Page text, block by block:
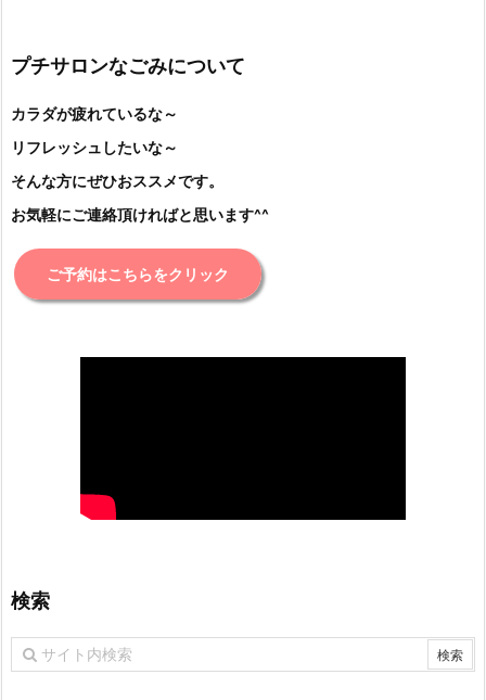
プチサロンなごみについて
カラダが疲れているな～
リフレッシュしたいな～
そんな方にぜひおススメです。
お気軽にご連絡頂ければと思います^^
ご予約はこちらをクリック
検索